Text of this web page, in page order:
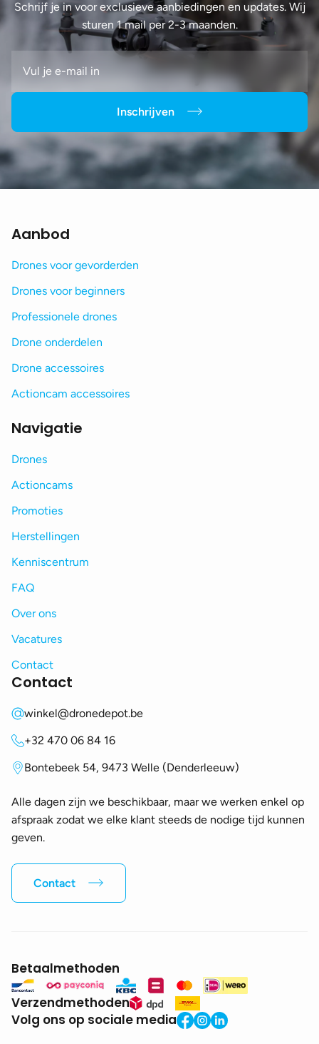
Schrijf je in voor exclusieve aanbiedingen en updates. Wij
sturen 1 mail per 2-3 maanden.
Inschrijven
Aanbod
Drones voor gevorderden
Drones voor beginners
Professionele drones
Drone onderdelen
Drone accessoires
Actioncam accessoires
Navigatie
Drones
Actioncams
Promoties
Herstellingen
Kenniscentrum
FAQ
Over ons
Vacatures
Contact
Contact
winkel@dronedepot.be
+32 470 06 84 16
Bontebeek 54, 9473 Welle (Denderleeuw)
Alle dagen zijn we beschikbaar, maar we werken enkel op
afspraak zodat we elke klant steeds de nodige tijd kunnen
geven.
Contact
Betaalmethoden
Verzendmethoden
Volg ons op sociale media